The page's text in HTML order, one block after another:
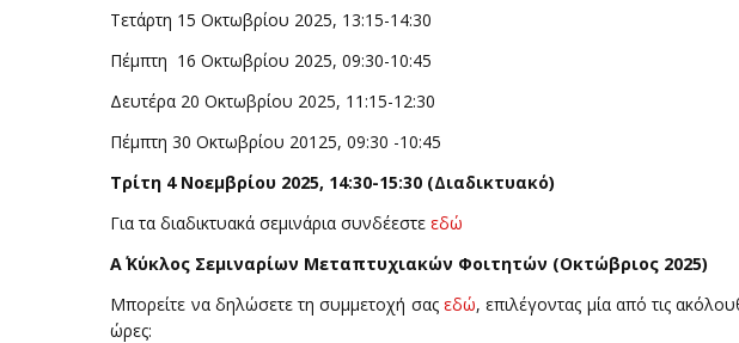
Τετάρτη 15 Οκτωβρίου 2025, 13:15-14:30
Πέμπτη 16 Οκτωβρίου 2025, 09:30-10:45
Δευτέρα 20 Οκτωβρίου 2025, 11:15-12:30
Πέμπτη 30 Οκτωβρίου 20125, 09:30 -10:45
Τρίτη 4 Νοεμβρίου 2025, 14:30-15:30 (Διαδικτυακό)
Για τα διαδικτυακά σεμινάρια συνδέεστεεδώ
Α΄ Κύκλος Σεμιναρίων Μεταπτυχιακών Φοιτητών (Οκτώβριος 2025)
Μπορείτε να δηλώσετε τη συμμετοχή σαςεδώ, επιλέγοντας μία από τις
ώρες: